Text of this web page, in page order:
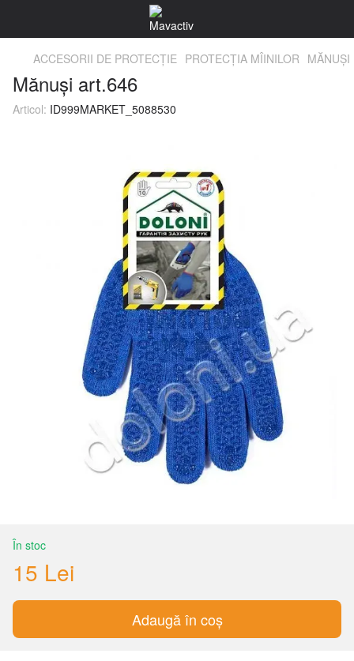
ACCESORII DE PROTECŢIE PROTECŢIA MÎINILOR MĂNUŞI
Mănuși art.646
Articol: ID999MARKET_5088530
În stoc
15 Lei
Adaugă în coș